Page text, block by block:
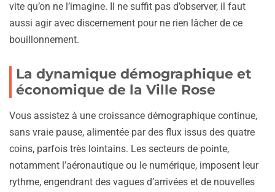
vite qu’on ne l’imagine. Il ne suffit pas d’observer, il faut
aussi agir avec discernement pour ne rien lâcher de ce
bouillonnement.
La dynamique démographique et
économique de la Ville Rose
Vous assistez à une croissance démographique continue,
sans vraie pause, alimentée par des flux issus des quatre
coins, parfois très lointains. Les secteurs de pointe,
notamment l’aéronautique ou le numérique, imposent leur
rythme, engendrant des vagues d’arrivées et de nouvelles